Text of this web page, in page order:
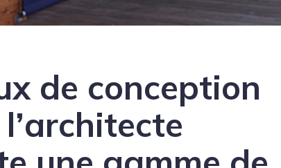
de conception